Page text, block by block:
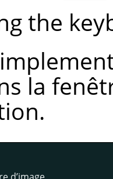
the
la